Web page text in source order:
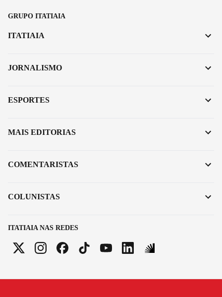
GRUPO ITATIAIA
ITATIAIA NAS REDES
ITATIAIA
JORNALISMO
ESPORTES
MAIS EDITORIAS
COMENTARISTAS
COLUNISTAS